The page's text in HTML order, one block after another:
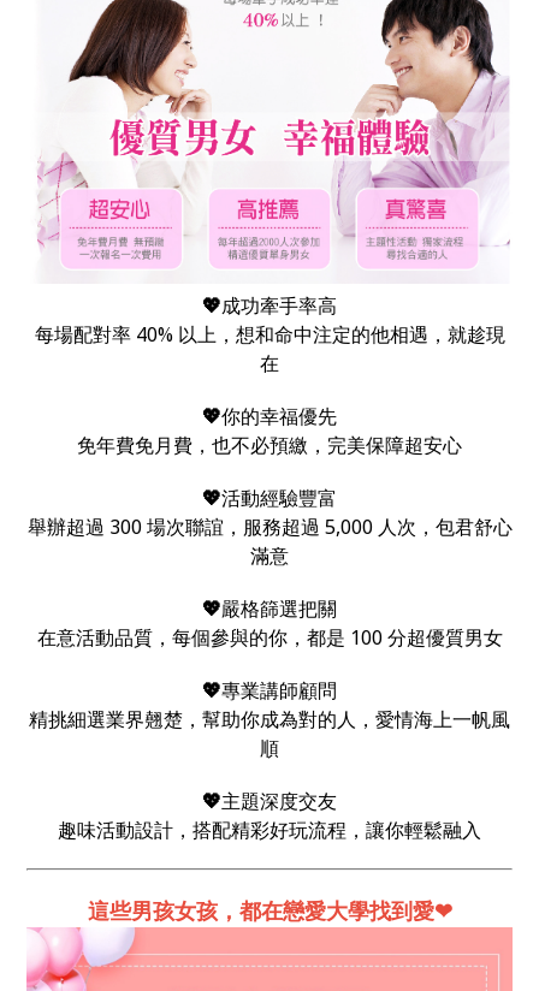
💖成功牽手率高
每場配對率 40% 以上，想和命中注定的他相遇，就趁現
在
💖你的幸福優先
免年費免月費，也不必預繳，完美保障超安心
💖活動經驗豐富
舉辦超過 300 場次聯誼，服務超過 5,000 人次，包君舒心
滿意
💖嚴格篩選把關
在意活動品質，每個參與的你，都是 100 分超優質男女
💖專業講師顧問
精挑細選業界翹楚，幫助你成為對的人，愛情海上一帆風
順
💖主題深度交友
趣味活動設計，搭配精彩好玩流程，讓你輕鬆融入
這些男孩女孩，都在戀愛大學找到愛❤